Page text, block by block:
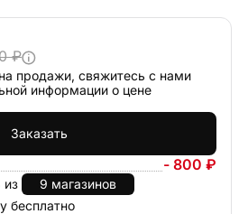
₽
продажи, свяжитесь с нами
информации о цене
Заказать
- 800 ₽
из
9 магазинов
бесплатно